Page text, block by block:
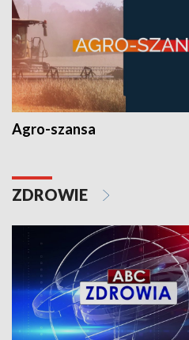
Agro-szansa
ZDROWIE